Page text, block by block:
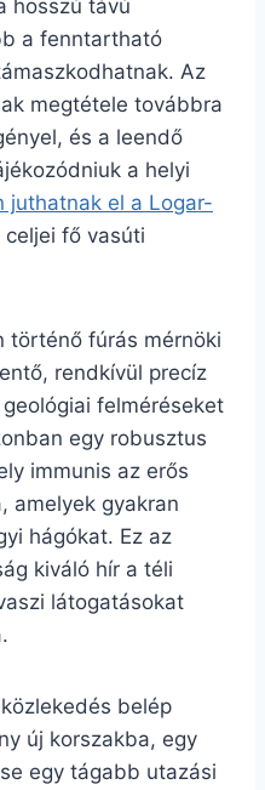
hosszú távú
a fenntartható
Az
megtétele továbbra
és a leendő
a helyi
juthatnak el a Logar-
fő vasúti
történő fúrás mérnöki
rendkívül precíz
felméréseket
egy robusztus
immunis az erős
amelyek gyakran
hágókat. Ez az
kiváló hír a téli
látogatásokat
belép
új korszakba, egy
egy tágabb utazási